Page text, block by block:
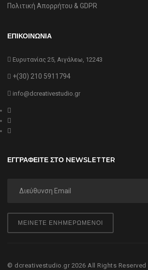
Πολιτική Απορρήτου & GDPR
ΕΠΙΚΟΙΝΩΝΙΑ
Ευρυτανίας 25, Αιγάλεω, 12243
+(30) 210 5911794
info@dcreativestudio.gr
ΕΓΓΡΑΦΕΙΤΕ ΣΤΟ NEWSLETTER
ΜΕΙΝΕΤΕ ΕΝΗΜΕΡΩΜΕΝΟΙ
© dcreativestudio.gr 2026 All Rights Reserved